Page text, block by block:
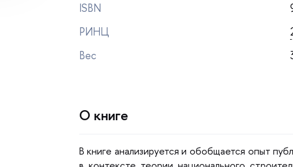
ISBN
РИНЦ
ес
О книге
книге анализируется и обобщается опыт